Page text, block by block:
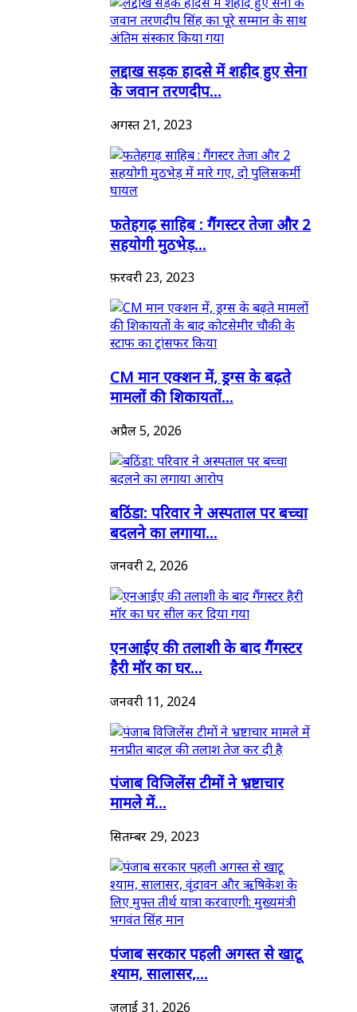
लद्दाख सड़क हादसे में शहीद हुए सेना
के जवान तरणदीप...
अगस्त 21, 2023
फतेहगढ़ साहिब : गैंगस्टर तेजा और 2
सहयोगी मुठभेड़...
फ़रवरी 23, 2023
CM मान एक्शन में, ड्रग्स के बढ़ते
मामलों की शिकायतों...
अप्रैल 5, 2026
बठिंडा: परिवार ने अस्पताल पर बच्चा
बदलने का लगाया...
जनवरी 2, 2026
एनआईए की तलाशी के बाद गैंगस्टर
हैरी मॉर का घर...
जनवरी 11, 2024
पंजाब विजिलेंस टीमों ने भ्रष्टाचार
मामले में...
सितम्बर 29, 2023
पंजाब सरकार पहली अगस्त से खाटू
श्याम, सालासर,...
जुलाई 31, 2026